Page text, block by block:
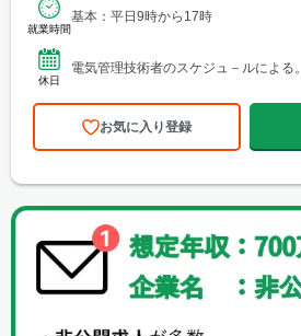
就業時間
基本：平日9時から17時
休日
電気管理技術者のスケジュ－ルによる。
お気に入り登録